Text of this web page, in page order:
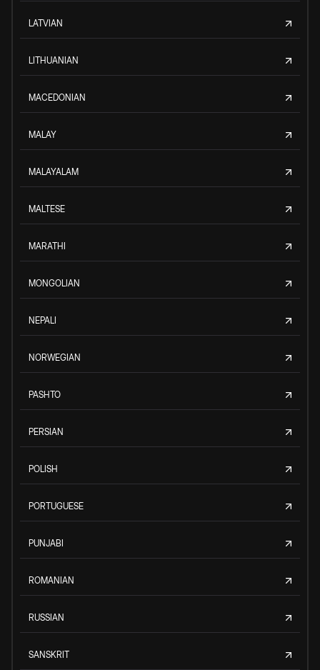
LATVIAN
LITHUANIAN
MACEDONIAN
MALAY
MALAYALAM
MALTESE
MARATHI
MONGOLIAN
NEPALI
NORWEGIAN
PASHTO
PERSIAN
POLISH
PORTUGUESE
PUNJABI
ROMANIAN
RUSSIAN
SANSKRIT